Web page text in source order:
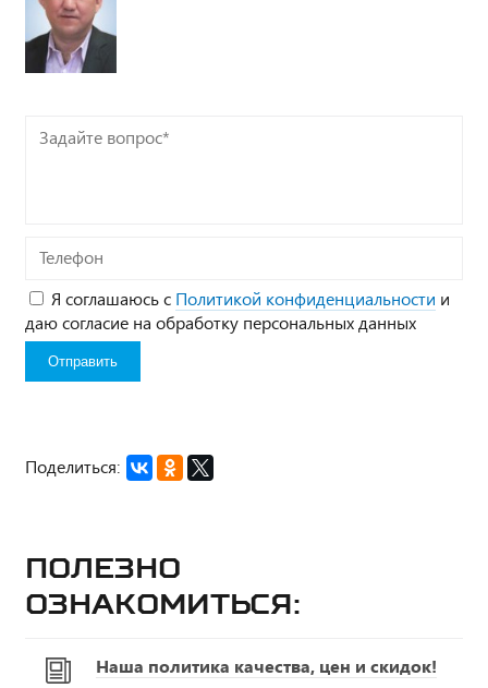
Задайте
вопрос*
Телефон
Я соглашаюсь с Политикой конфиденциальности и
даю согласие на обработку персональных данных
Поделиться:
Полезно
ознакомиться:
Наша политика качества, цен и скидок!